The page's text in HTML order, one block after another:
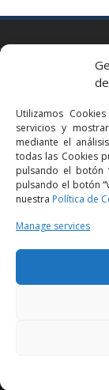
Utilizamos
servicios y
mediante el
todas las Cookies
pulsando el botón
pulsando el botón
nuestra Política de
Manage services
© 2016 Bellavista